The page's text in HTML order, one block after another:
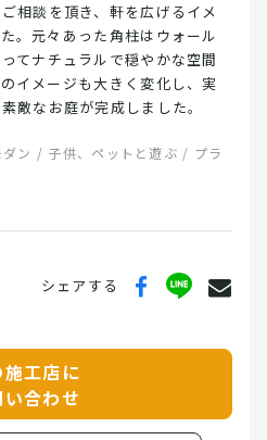
相談を頂き、軒を広げるイメ
。元々あった角柱はウォール
てナチュラルで穏やかな空間
イメージも大きく変化し、実
敵なお庭が完成しました。
ン / 子供、ペットと遊ぶ / プラ
シェアする
施工店に
い合わせ